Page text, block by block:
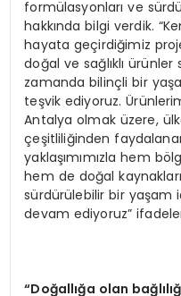
formülasyonları ve
hakkında bilgi verdik.
hayata geçirdiğimiz
doğal ve sağlıklı ürünler
zamanda bilinçli bir
teşvik ediyoruz.
Antalya olmak üzere,
çeşitliliğinden
yaklaşımımızla hem
hem de doğal
sürdürülebilir bir yaşam
devam ediyoruz”
“Doğallığa olan